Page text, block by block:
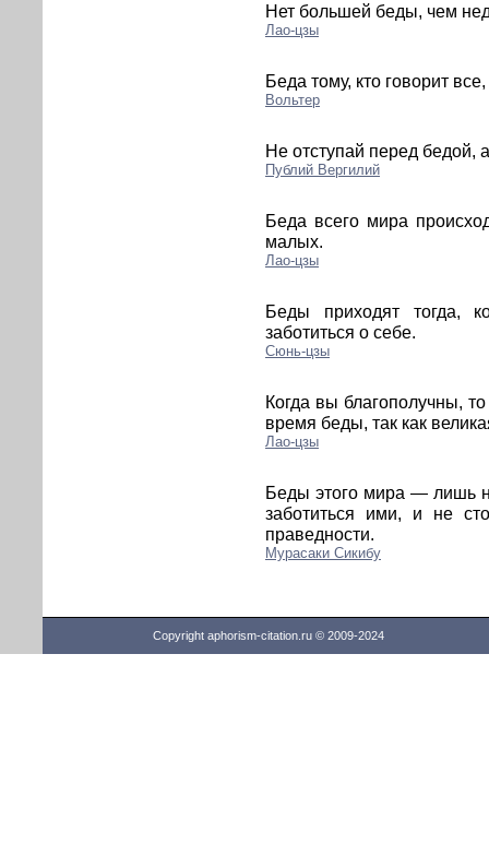
Нет большей беды, чем
Лао-цзы
Беда тому, кто говорит
Вольтер
Не отступай перед бедой,
Публий Вергилий
Беда всего мира
малых.
Лао-цзы
Беды приходят тогда,
заботиться о себе.
Сюнь-цзы
Когда вы благополучны,
время беды, так как
Лао-цзы
Беды этого мира — лишь
заботиться ими, и не
праведности.
Мурасаки Сикибу
Copyright aphorism-citation.ru © 2009-2024